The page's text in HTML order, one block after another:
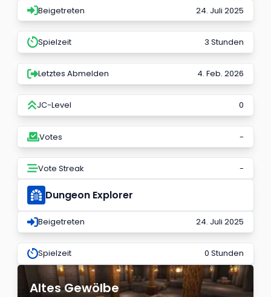
Beigetreten 24. Juli 2025
Spielzeit 3 Stunden
Letztes Abmelden 4. Feb. 2026
JC-Level 0
Votes -
Vote Streak -
Dungeon Explorer
Beigetreten 24. Juli 2025
Spielzeit 0 Stunden
Altes Gewölbe